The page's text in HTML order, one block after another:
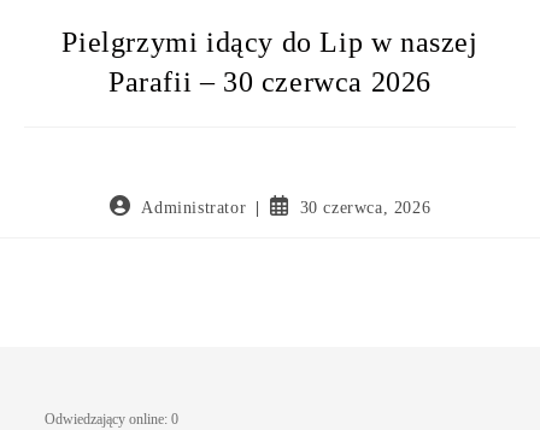
Pielgrzymi idący do Lip w naszej
Parafii – 30 czerwca 2026
Administrator 30 czerwca, 2026
Odwiedzający online:0